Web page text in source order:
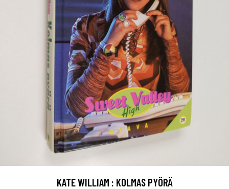
KATE WILLIAM : KOLMAS PYÖRÄ